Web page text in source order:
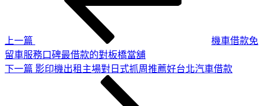
上一篇
機車借款免
留車服務口碑最借款的對板橋當舖
下
下一篇 影印機出租主場對日式抓周推薦好台北汽車借款